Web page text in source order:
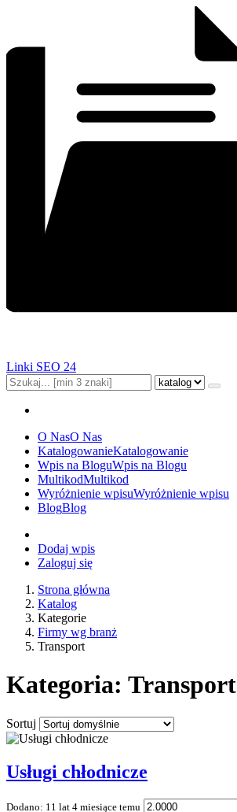
Linki SEO 24
O NasO Nas
KatalogowanieKatalogowanie
Wpis na BloguWpis na Blogu
MultikodMultikod
Wyróżnienie wpisuWyróżnienie wpisu
BlogBlog
Dodaj wpis
Zaloguj się
Strona główna
Katalog
Kategorie
Firmy wg branż
Transport
Kategoria: Transport
Sortuj
Usługi chłodnicze
Dodano: 11 lat 4 miesiące temu